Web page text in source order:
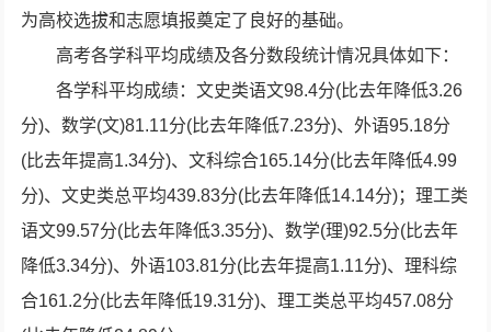
为高校选拔和志愿填报奠定了良好的基础。
高考各学科平均成绩及各分数段统计情况具体如下：
各学科平均成绩：文史类语文98.4分(比去年降低3.26
分)、数学(文)81.11分(比去年降低7.23分)、外语95.18分
(比去年提高1.34分)、文科综合165.14分(比去年降低4.99
分)、文史类总平均439.83分(比去年降低14.14分)；理工类
语文99.57分(比去年降低3.35分)、数学(理)92.5分(比去年
降低3.34分)、外语103.81分(比去年提高1.11分)、理科综
合161.2分(比去年降低19.31分)、理工类总平均457.08分